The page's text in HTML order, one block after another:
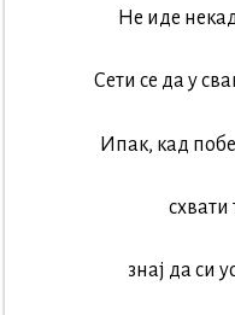
Не иде
Сети се да у
Ипак, кад
схвати
знај да си